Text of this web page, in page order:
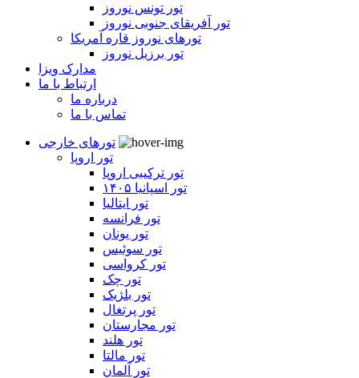
تور تونس نوروز
تور آفریقای جنوبی نوروز
تورهای نوروز قاره آمریکا
تور برزیل نوروز
مدارک ویزا
ارتباط با ما
درباره ما
تماس با ما
تورهای خارجی
تور اروپا
تور ترکیبی اروپا
تور اسپانیا ۱۴۰۵
تور ایتالیا
تور فرانسه
تور یونان
تور سوئیس
تور کرواسی
تور چک
تور بلژیک
تور پرتغال
تور مجارستان
تور هلند
تور مالتا
تور آلمان